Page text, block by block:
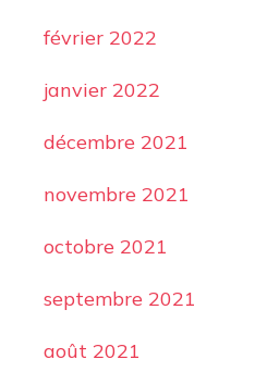
février 2022
janvier 2022
décembre 2021
novembre 2021
octobre 2021
septembre 2021
août 2021